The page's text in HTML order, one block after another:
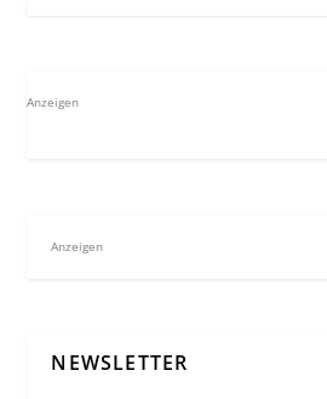
Anzeigen
Anzeigen
NEWSLETTER